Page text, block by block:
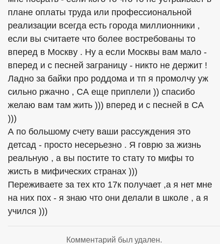
плане оплаты труда или профессиональной
реализации всегда есть города миллионники ,
если вы считаете что более востребованы то
вперед в Москву . Ну а если Москвы вам мало -
вперед и с песней заграницу - никто не держит !
Ладно за байки про роддома и тп я промолчу уж
сильно ржачно , СА еще приплели )) спасибо
желаю вам там жить ))) вперед и с песней в СА
)))
А по большому счету ваши рассуждения это
детсад - просто несерьезно . Я говрю за жизнь
реальную , а вы постите то стату то мифы то
жисть в мифических странах )))
Переживаете за тех кто 17к получает ,а я нет мне
на них пох - я знаю что они делали в школе , а я
учился )))
Комментарий был удален.